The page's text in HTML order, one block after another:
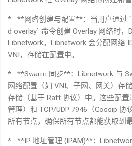
* **网络创建与配置**：当用户通过
d overlay` 命令创建 Overlay 网络时，
Libnetwork。 Libnetwork 会分配网络
VNI，存储在配置中。
* **Swarm 同步**： Libnetwork 与
网络配置（如 VNI、子网、网关）存
存储（基于 Raft 协议）中。这些配置
管理）和 TCP/UDP 7946 （Gossip 协
所有节点，确保所有节点都能获取到
* **IP 地址管理 (IPAM)**：